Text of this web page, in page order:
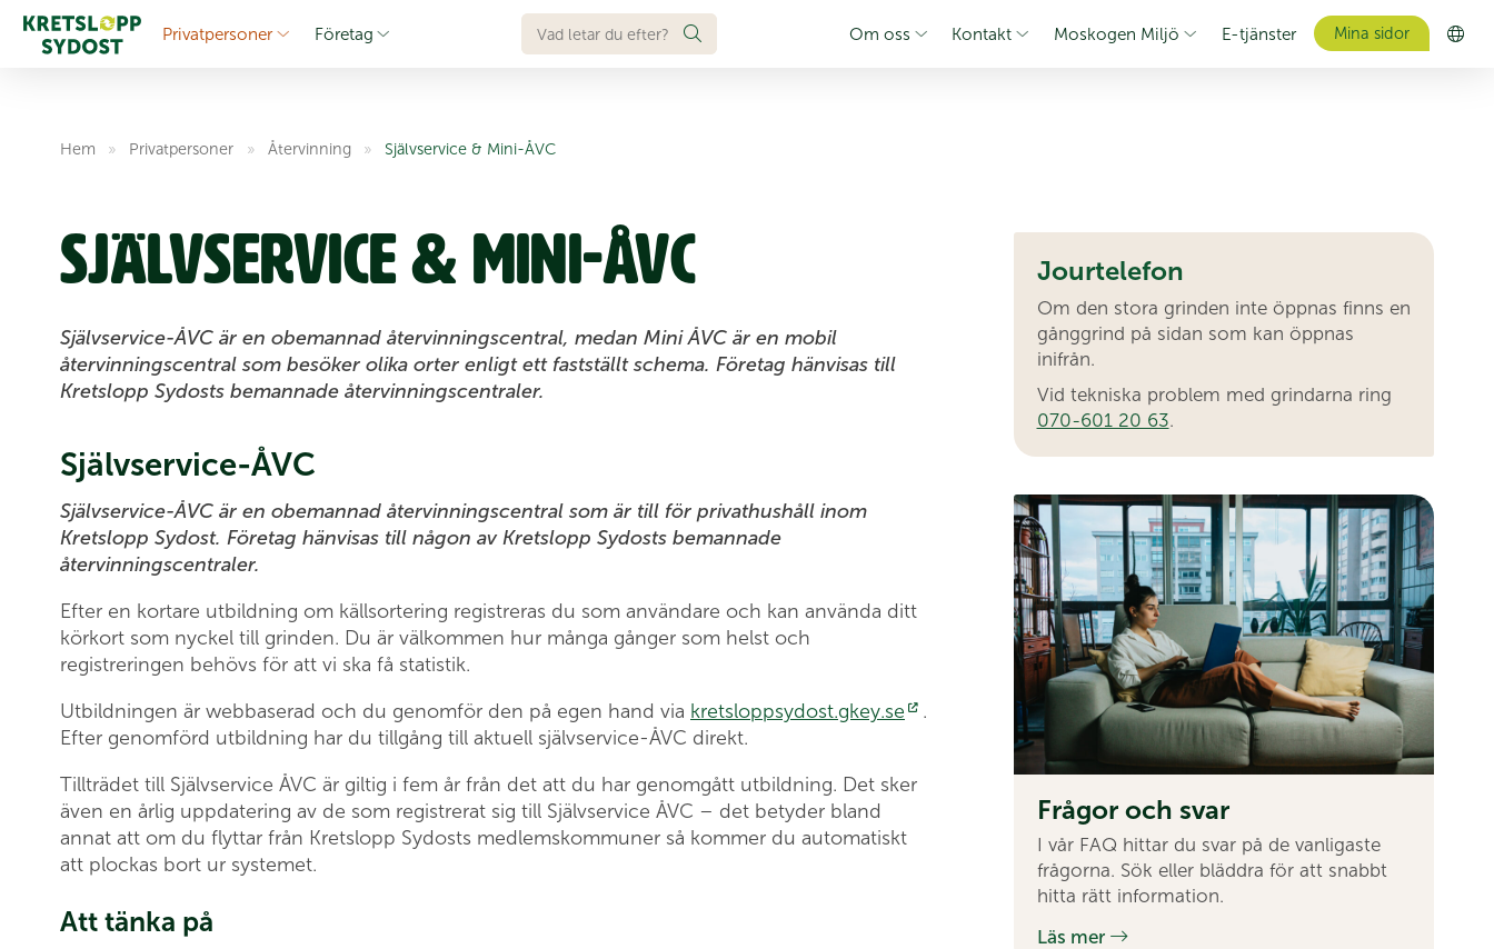
Privat­personer Företag Om oss Kontakt Moskogen Miljö E-tjänster Mina sidor
Hem » Privat­personer » Åter­vinning » Själv­service & Mini-ÅVC
Själv­service & Mini-ÅVC
Självservice-ÅVC är en obemannad återvinningscentral, medan Mini ÅVC är en mobil
återvinningscentral som besöker olika orter enligt ett fastställt schema. Företag hänvisas till
Kretslopp Sydosts bemannade återvinningscentraler.
Självservice-ÅVC
Självservice-ÅVC är en obemannad återvinningscentral som är till för privathushåll inom
Kretslopp Sydost. Företag hänvisas till någon av Kretslopp Sydosts bemannade
återvinningscentraler.
Efter en kortare utbildning om källsortering registreras du som användare och kan använda ditt
körkort som nyckel till grinden. Du är välkommen hur många gånger som helst och
registreringen behövs för att vi ska få statistik.
Utbildningen är webbaserad och du genomför den på egen hand via kretsloppsydost.gkey.se
.
Efter genomförd utbildning har du tillgång till aktuell självservice-ÅVC direkt.
Tillträdet till Självservice ÅVC är giltig i fem år från det att du har genomgått utbildning. Det sker
även en årlig uppdatering av de som registrerat sig till Självservice ÅVC – det betyder bland
annat att om du flyttar från Kretslopp Sydosts medlemskommuner så kommer du automatiskt
att plockas bort ur systemet.
Att tänka på
Jourtelefon
Om den stora grinden inte öppnas finns en
gånggrind på sidan som kan öppnas
inifrån.
Vid tekniska problem med grindarna ring
070-601 20 63.
Frågor och svar
I vår FAQ hittar du svar på de vanligaste
frågorna. Sök eller bläddra för att snabbt
hitta rätt information.
Läs mer